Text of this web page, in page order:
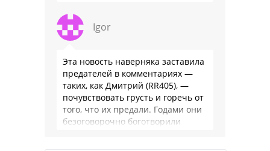
Igor
Эта новость наверняка заставила
предателей в комментариях —
таких, как Дмитрий (RR405), —
почувствовать грусть и горечь от
того, что их предали. Годами они
безоговорочно боготворили